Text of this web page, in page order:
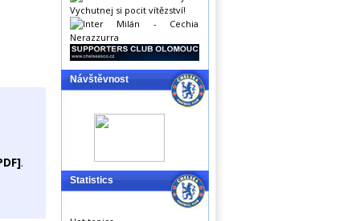
.
Návštěvnost
Statistics